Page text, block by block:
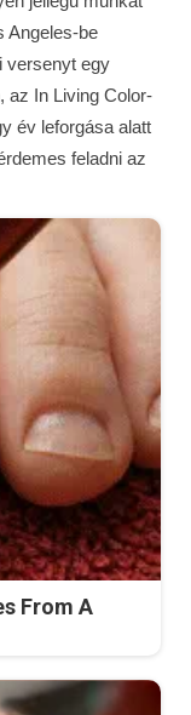
Angeles-be
versenyt egy
az In Living Color-
év leforgása alatt
feladni az
From A